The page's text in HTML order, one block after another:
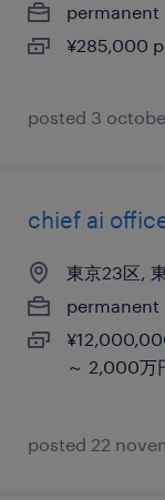
permanent
¥285,000
posted 3
chief ai
東京23区,
permanent
～ 2,000万
posted 22